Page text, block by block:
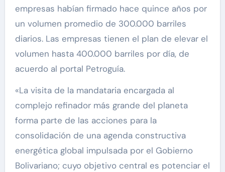
empresas habían firmado hace quince años por
un volumen promedio de 300.000 barriles
diarios. Las empresas tienen el plan de elevar el
volumen hasta 400.000 barriles por día, de
acuerdo al portal Petroguía.
«La visita de la mandataria encargada al
complejo refinador más grande del planeta
forma parte de las acciones para la
consolidación de una agenda constructiva
energética global impulsada por el Gobierno
Bolivariano; cuyo objetivo central es potenciar el